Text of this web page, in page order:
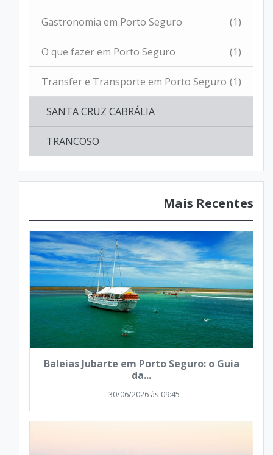
Gastronomia em Porto Seguro (1)
O que fazer em Porto Seguro (1)
Transfer e Transporte em Porto Seguro (1)
SANTA CRUZ CABRÁLIA
TRANCOSO
Mais Recentes
Baleias Jubarte em Porto Seguro: o Guia
da...
30/06/2026 às 09:45